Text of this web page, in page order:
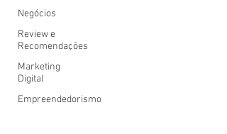
Negócios
Review e
Recomendações
Marketing
Digital
Empreendedorismo